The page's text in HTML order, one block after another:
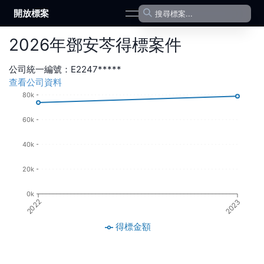
開放標案 open navigation menu
2026年鄧安芩得標案件
公司統一編號： E2247*****
查看公司資料
2022 2023
0k
20k
40k
60k
80k
得標金額